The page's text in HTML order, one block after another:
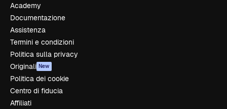
Academy
Documentazione
Assistenza
Termini e condizioni
Politica sulla privacy
Originali New
Politica dei cookie
Centro di fiducia
Affiliati